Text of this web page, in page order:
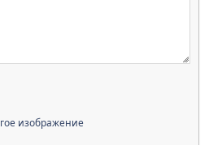
изображение